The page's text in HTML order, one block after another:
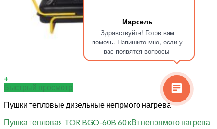
Марсель
Здравствуйте! Готов вам
помочь. Напишите мне, если у
вас появятся вопросы.
+
Быстрый просмотр
Пушки тепловые дизельные непрмого нагрева
Пушка тепловая TOR BGO-60B 60 кВт непрямого нагрева